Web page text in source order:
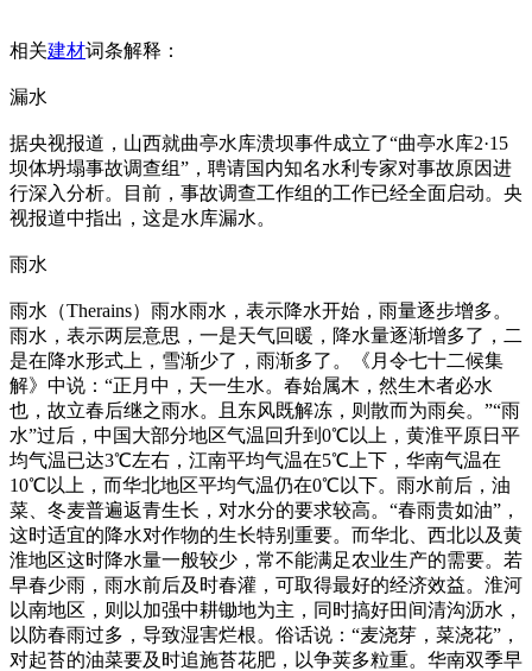
相关建材词条解释：
漏水
据央视报道，山西就曲亭水库溃坝事件成立了“曲亭水库2·15
坝体坍塌事故调查组”，聘请国内知名水利专家对事故原因进
行深入分析。目前，事故调查工作组的工作已经全面启动。央
视报道中指出，这是水库漏水。
雨水
雨水（Therains）雨水雨水，表示降水开始，雨量逐步增多。
雨水，表示两层意思，一是天气回暖，降水量逐渐增多了，二
是在降水形式上，雪渐少了，雨渐多了。《月令七十二候集
解》中说：“正月中，天一生水。春始属木，然生木者必水
也，故立春后继之雨水。且东风既解冻，则散而为雨矣。”“雨
水”过后，中国大部分地区气温回升到0℃以上，黄淮平原日平
均气温已达3℃左右，江南平均气温在5℃上下，华南气温在
10℃以上，而华北地区平均气温仍在0℃以下。雨水前后，油
菜、冬麦普遍返青生长，对水分的要求较高。“春雨贵如油”，
这时适宜的降水对作物的生长特别重要。而华北、西北以及黄
淮地区这时降水量一般较少，常不能满足农业生产的需要。若
早春少雨，雨水前后及时春灌，可取得最好的经济效益。淮河
以南地区，则以加强中耕锄地为主，同时搞好田间清沟沥水，
以防春雨过多，导致湿害烂根。俗话说：“麦浇芽，菜浇花”，
对起苔的油菜要及时追施苔花肥，以争荚多粒重。华南双季早